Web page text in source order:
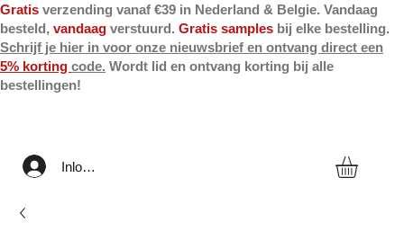
Gratis verzending vanaf €39 in Nederland & Belgie. Vandaag
besteld, vandaag verstuurd. Gratis samples bij elke bestelling.
Schrijf je hier in voor onze nieuwsbrief en ontvang direct een
5% korting code. Wordt lid en ontvang korting bij alle
bestellingen!
Inloggen